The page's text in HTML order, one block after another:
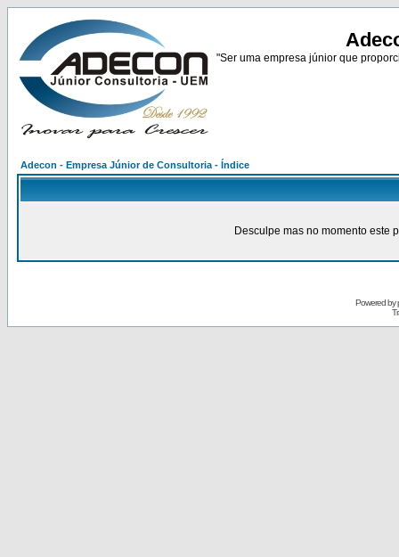
"Ser uma empresa júnior que
Adecon - Empresa Júnior de Consultoria - Índice
Desculpe mas no momento este
Powered by